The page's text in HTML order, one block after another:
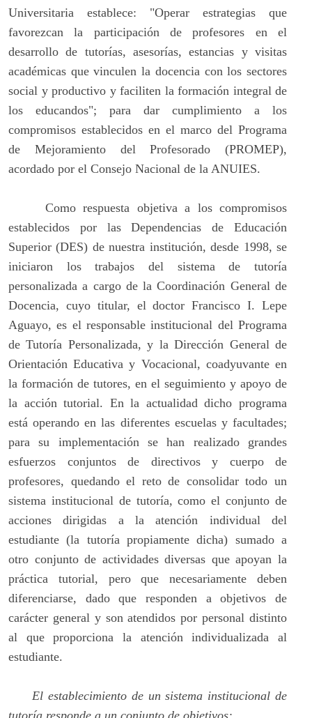
Universitaria establece: "Operar estrategias que
favorezcan la participación de profesores en el
desarrollo de tutorías, asesorías, estancias y visitas
académicas que vinculen la docencia con los sectores
social y productivo y faciliten la formación integral de
los educandos"; para dar cumplimiento a los
compromisos establecidos en el marco del Programa
de Mejoramiento del Profesorado (PROMEP),
acordado por el Consejo Nacional de la ANUIES.
Como respuesta objetiva a los compromisos
establecidos por las Dependencias de Educación
Superior (DES) de nuestra institución, desde 1998, se
iniciaron los trabajos del sistema de tutoría
personalizada a cargo de la Coordinación General de
Docencia, cuyo titular, el doctor Francisco I. Lepe
Aguayo, es el responsable institucional del Programa
de Tutoría Personalizada, y la Dirección General de
Orientación Educativa y Vocacional, coadyuvante en
la formación de tutores, en el seguimiento y apoyo de
la acción tutorial. En la actualidad dicho programa
está operando en las diferentes escuelas y facultades;
para su implementación se han realizado grandes
esfuerzos conjuntos de directivos y cuerpo de
profesores, quedando el reto de consolidar todo un
sistema institucional de tutoría, como el conjunto de
acciones dirigidas a la atención individual del
estudiante (la tutoría propiamente dicha) sumado a
otro conjunto de actividades diversas que apoyan la
práctica tutorial, pero que necesariamente deben
diferenciarse, dado que responden a objetivos de
carácter general y son atendidos por personal distinto
al que proporciona la atención individualizada al
estudiante.
El establecimiento de un sistema institucional de
tutoría responde a un conjunto de objetivos: